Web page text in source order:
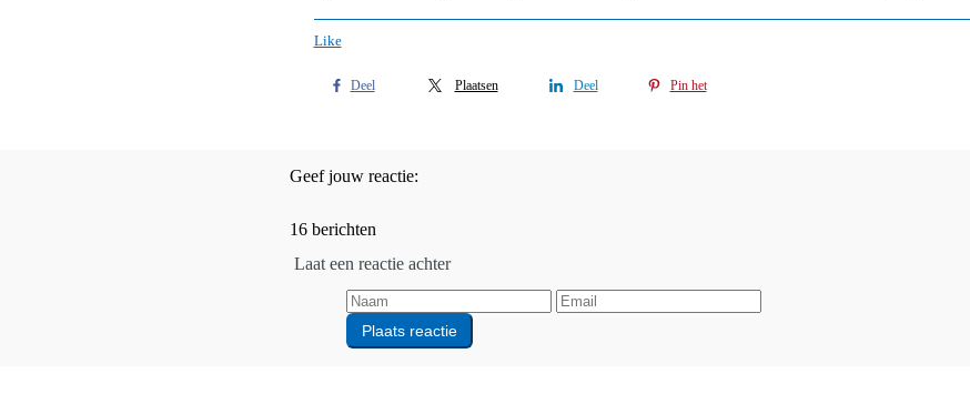
Like
Deel Plaatsen Deel Pin het
Geef jouw reactie:
16 berichten
Laat een reactie achter